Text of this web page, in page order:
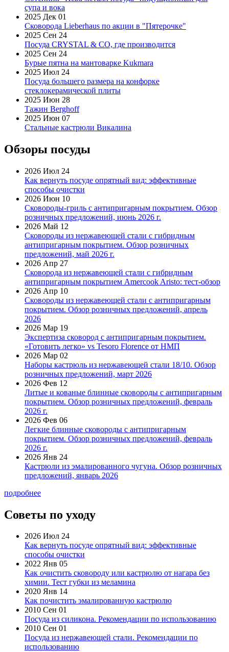
супа и вока
2025 Дек 01
Сковорода Lieberhaus по акции в "Пятерочке"
2025 Сен 24
Посуда CRYSTAL & CO, где производится
2025 Сен 24
Бурые пятна на мантоварке Kukmara
2025 Июл 24
Посуда большего размера на конфорке
стеклокерамической плиты
2025 Июн 28
Тажин Berghoff
2025 Июн 07
Стальные кастрюли Викалина
Обзоры посуды
2026 Июл 24
Как вернуть посуде опрятный вид: эффективные
способы очистки
2026 Июн 10
Сковороды-гриль с антипригарным покрытием. Обзор
розничных предложений, июнь 2026 г.
2026 Май 12
Сковороды из нержавеющей стали с гибридным
антипригарным покрытием. Обзор розничных
предложений, май 2026 г.
2026 Апр 27
Сковорода из нержавеющей стали с гибридным
антипригарным покрытием Amercook Aristo: тест-обзор
2026 Апр 10
Сковороды из нержавеющей стали с антипригарным
покрытием. Обзор розничных предложений, апрель
2026
2026 Мар 19
Экспертиза сковород с антипригарным покрытием.
«Готовить легко» vs Tesoro Florence от НМП
2026 Мар 02
Наборы кастрюль из нержавеющей стали 18/10. Обзор
розничных предложений, март 2026
2026 Фев 12
Литые и кованые блинные сковороды с антипригарным
покрытием. Обзор розничных предложений, февраль
2026 г.
2026 Фев 06
Легкие блинные сковороды с антипригарным
покрытием. Обзор розничных предложений, февраль
2026 г.
2026 Янв 24
Кастрюли из эмалированного чугуна. Обзор розничных
предложений, январь 2026
подробнее
Советы по уходу
2026 Июл 24
Как вернуть посуде опрятный вид: эффективные
способы очистки
2022 Янв 05
Как очистить сковороду или кастрюлю от нагара без
химии. Тест губки из меламина
2020 Янв 14
Как почистить эмалированную кастрюлю
2010 Сен 01
Посуда из силикона. Рекомендации по использованию
2010 Сен 01
Посуда из нержавеющей стали. Рекомендации по
использованию